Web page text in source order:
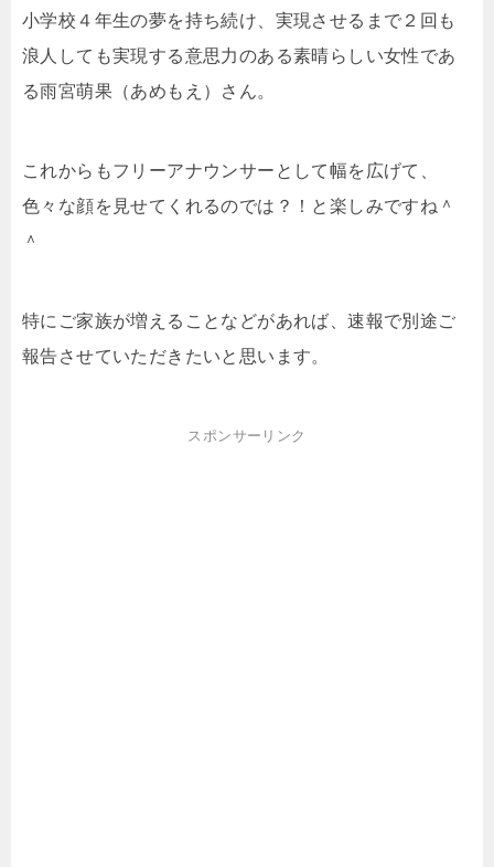
小学校４年生の夢を持ち続け、実現させるまで２回も
浪人しても実現する意思力のある素晴らしい女性であ
る雨宮萌果（あめもえ）さん。
これからもフリーアナウンサーとして幅を広げて、
色々な顔を見せてくれるのでは？！と楽しみですね＾
＾
特にご家族が増えることなどがあれば、速報で別途ご
報告させていただきたいと思います。
スポンサーリンク